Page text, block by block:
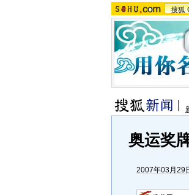
搜狐
奥运奖
2007年03月29